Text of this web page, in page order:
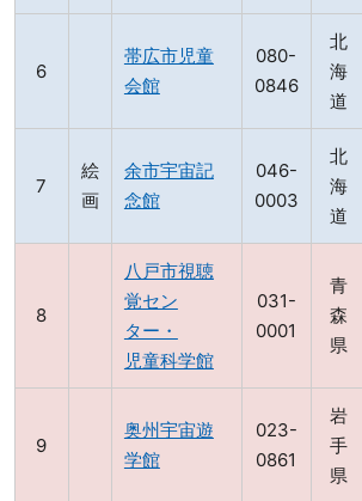
帯広市児童
会館
080-
0846
北
海
道
絵
画
余市宇宙記
念館
046-
0003
北
海
道
八戸市視聴
覚セン
ター・
児童科学館
031-
0001
青
森
県
奥州宇宙遊
学館
023-
0861
岩
手
県